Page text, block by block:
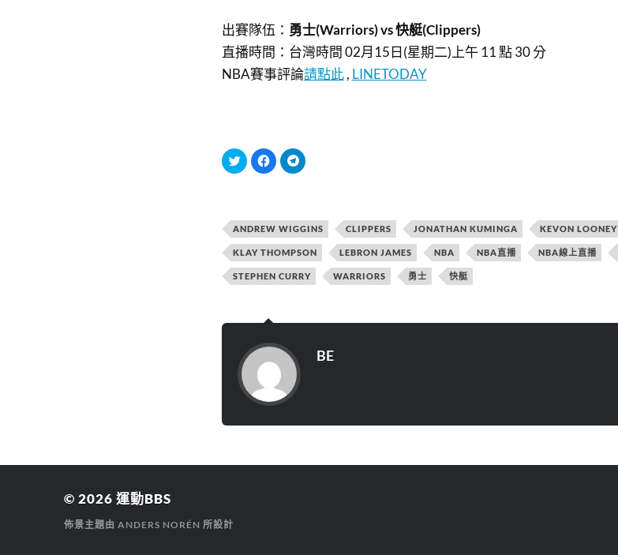
出賽隊伍： 勇士(Warriors) vs 快艇(Clippers)
直播時間： 台灣時間 02月15日(星期二)上午 11 點 30 分
NBA賽事評論請點此, LINETODAY
分
享
t
e
r
(
在
新
視
啟
按
一
F
a
c
e
b
o
o
新
中
啟
按
一
T
e
l
e
g
r
a
新
啟
ANDREW WIGGINS CLIPPERS JONATHAN KUMINGA KEVON LOONEY
KLAY THOMPSON LEBRON JAMES NBA NBA直播 NBA線上直播
STEPHEN CURRY WARRIORS 勇士 快艇
BE
© 2026 運動BBS
佈景主題由 ANDERS NORÉN 所設計